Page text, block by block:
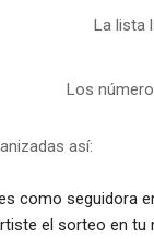
La lista
Los
así:
como seguidora
el sorteo en tu